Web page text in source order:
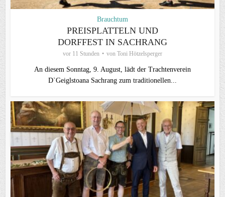
Brauchtum
PREISPLATTELN UND
DORFFEST IN SACHRANG
vor 11 Stunden von Toni Hötzelsperger
An diesem Sonntag, 9. August, lädt der Trachtenverein
D`Geiglstoana Sachrang zum traditionellen...